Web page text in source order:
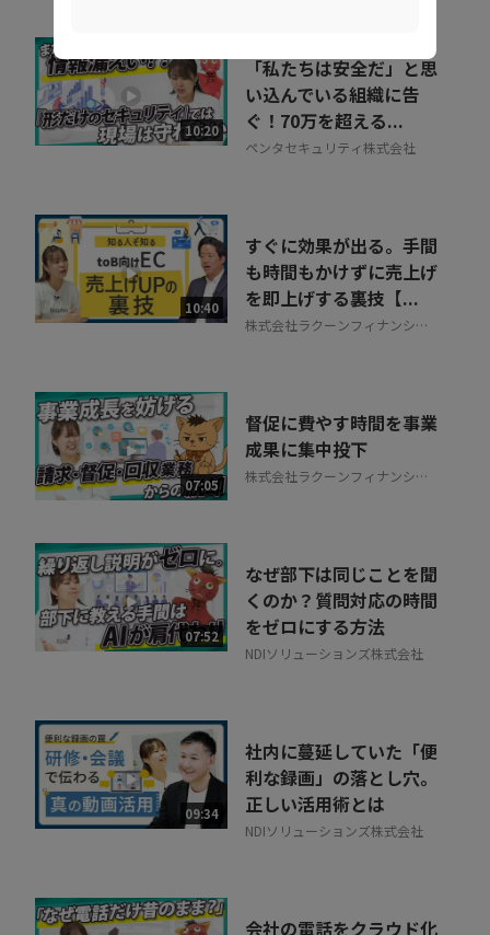
10:20
「私たちは安全だ」と思
い込んでいる組織に告
ぐ！70万を超える...
ペンタセキュリティ株式会社
10:40
すぐに効果が出る。手間
も時間もかけずに売上げ
を即上げする裏技【...
株式会社ラクーンフィナンシャ
07:05
督促に費やす時間を事業
成果に集中投下
株式会社ラクーンフィナンシャ
07:52
なぜ部下は同じことを聞
くのか？質問対応の時間
をゼロにする方法
NDIソリューションズ株式会社
09:34
社内に蔓延していた「便
利な録画」の落とし穴。
正しい活用術とは
NDIソリューションズ株式会社
会社の電話をクラウド化